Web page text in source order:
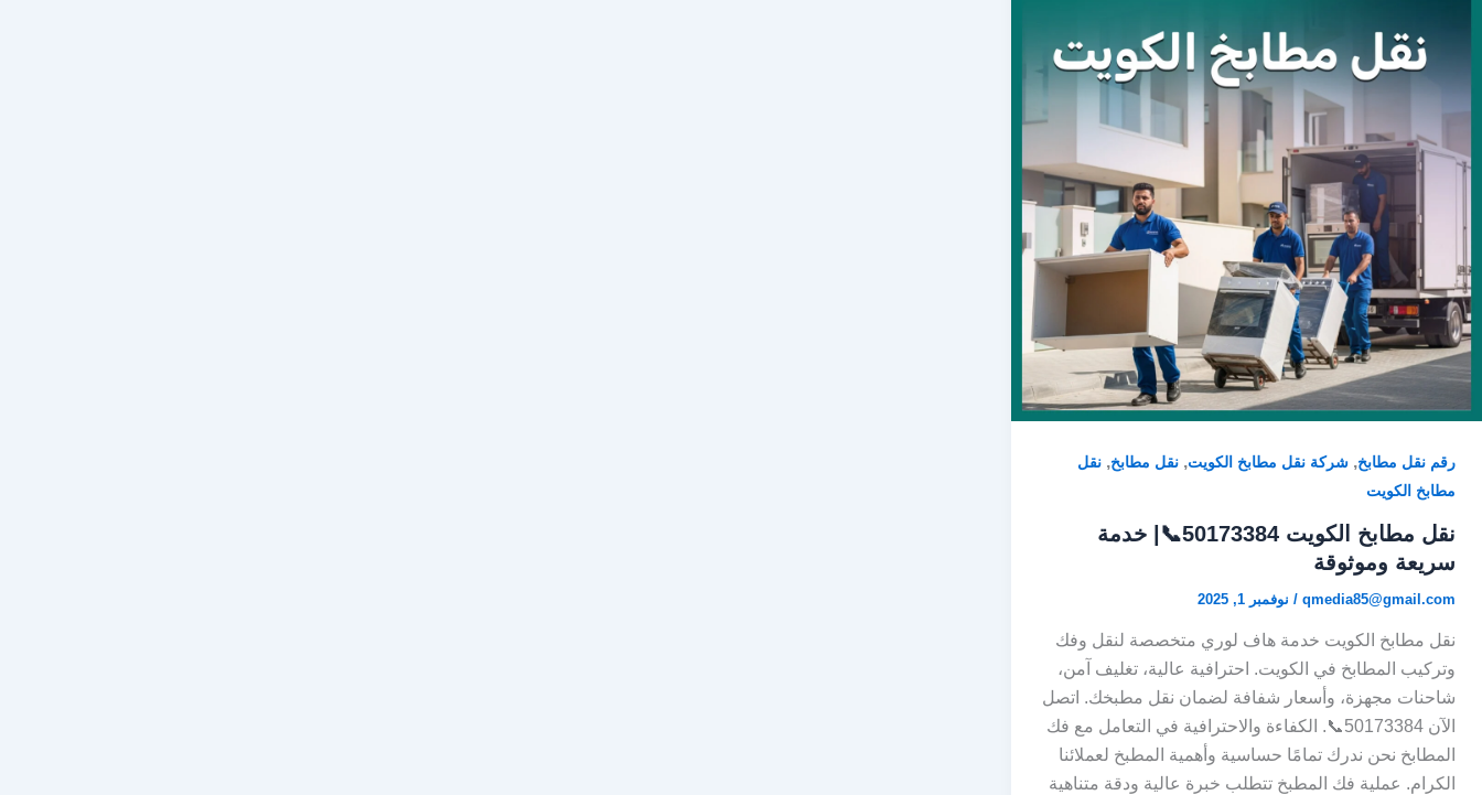
رقم نقل مطابخ, شركة نقل مطابخ الكويت, نقل مطابخ, نقل
مطابخ الكويت
نقل مطابخ الكويت 50173384📞| خدمة
سريعة وموثوقة
qmedia85@gmail.com
/ نوفمبر 1, 2025
نقل مطابخ الكويت خدمة هاف لوري متخصصة لنقل وفك
وتركيب المطابخ في الكويت. احترافية عالية، تغليف آمن،
شاحنات مجهزة، وأسعار شفافة لضمان نقل مطبخك. اتصل
الآن 50173384📞. الكفاءة والاحترافية في التعامل مع فك
المطابخ نحن ندرك تمامًا حساسية وأهمية المطبخ لعملائنا
الكرام. عملية فك المطبخ تتطلب خبرة عالية ودقة متناهية